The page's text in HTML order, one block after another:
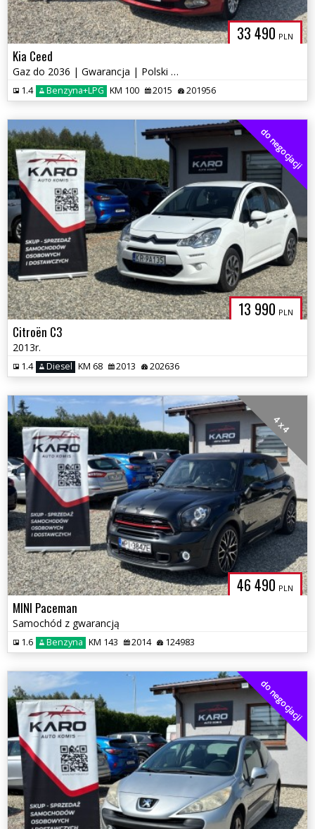
33 490 PLN
Kia Ceed
Gaz do 2036 | Gwarancja | Polski Salon
1.4 Benzyna+LPG KM 100 2015 201956
13 990 PLN
do negocjacji
Citroën C3
2013r.
1.4 Diesel KM 68 2013 202636
46 490 PLN
4 x 4
MINI Paceman
Samochód z gwarancją
1.6 Benzyna KM 143 2014 124983
do negocjacji